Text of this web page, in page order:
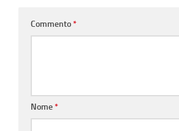
Commento*
Nome*